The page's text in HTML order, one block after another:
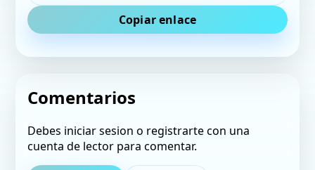
Copiar enlace
Comentarios
Debes iniciar sesion o registrarte con una
cuenta de lector para comentar.